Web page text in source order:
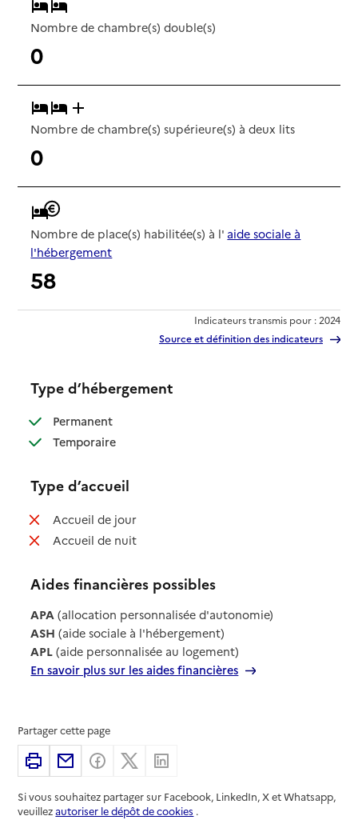
Nombre de chambre(s) double(s)
0
Nombre de chambre(s) supérieure(s) à deux lits
0
Nombre de place(s) habilitée(s) à l' aide sociale à
l'hébergement
58
Indicateurs transmis pour : 2024
Source et définition des indicateurs
Type d’hébergement
Permanent: disponible
Temporaire: disponible
Type d’accueil
Accueil de jour: non disponible
Accueil de nuit: non disponible
Aides financières possibles
APA (allocation personnalisée d'autonomie)
ASH (aide sociale à l'hébergement)
APL (aide personnalisée au logement)
En savoir plus sur les aides financières
Partager cette page
ImprimerPartager par email
Partager sur Facebook
Partager sur X
Si vous souhaitez partager sur Facebook, LinkedIn, X et Whatsapp,
veuillezautoriser le dépôt de cookies .